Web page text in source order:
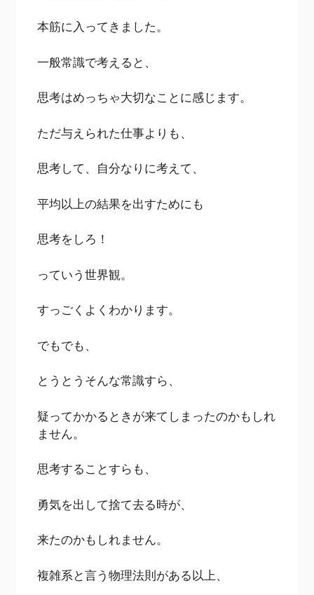
本筋に入ってきました。
一般常識で考えると、
思考はめっちゃ大切なことに感じます。
ただ与えられた仕事よりも、
思考して、自分なりに考えて、
平均以上の結果を出すためにも
思考をしろ！
っていう世界観。
すっごくよくわかります。
でもでも、
とうとうそんな常識すら、
疑ってかかるときが来てしまったのかもしれ
ません。
思考することすらも、
勇気を出して捨て去る時が、
来たのかもしれません。
複雑系と言う物理法則がある以上、